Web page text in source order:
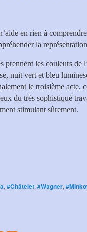
en rien à
la
prennent les couleurs de
nuit vert et bleu
le troisième acte,
du très sophistiqué
stimulant sûrement.
, #Châtelet, #Wagner,